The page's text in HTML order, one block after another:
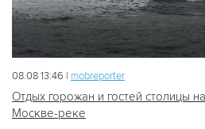
08.08 13:46 | mobreporter
Отдых горожан и гостей столицы
Москве-реке